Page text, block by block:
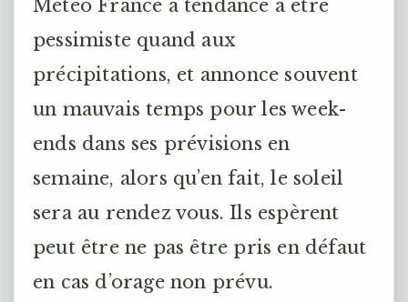
Météo France a tendance à être
pessimiste quand aux
précipitations, et annonce souvent
un mauvais temps pour les week-
ends dans ses prévisions en
semaine, alors qu’en fait, le soleil
sera au rendez vous. Ils espèrent
peut être ne pas être pris en défaut
en cas d’orage non prévu.